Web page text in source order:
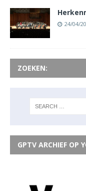
24/04/
ZOEKEN:
GPTV ARCHIEF OP